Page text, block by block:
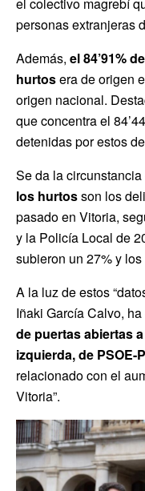
personas extranjeras
Además, el 84’91%
hurtosera de origen
origen nacional.
que concentra el
detenidas por estos
Se da la
los hurtosson los
pasado en Vitoria,
y la Policía Local de
subieron un 27% y
A la luz de estos
Iñaki García Calvo,
de puertas abiertas
izquierda, de PSOE-
relacionado con el
Vitoria”.